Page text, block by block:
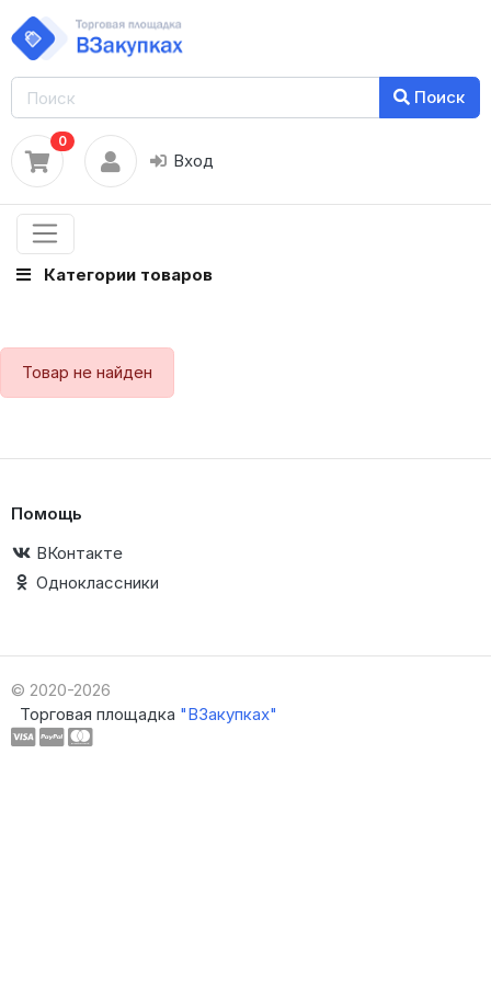
Поиск
0
Вход
Категории товаров
Товар не найден
Помощь
ВКонтакте
Одноклассники
© 2020-2026
Торговая площадка "ВЗакупках"